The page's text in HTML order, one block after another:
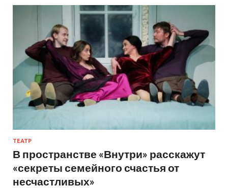
ТЕАТР
В пространстве «Внутри» расскажут
«секреты семейного счастья от
несчастливых»